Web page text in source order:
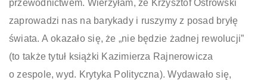
przewodnictwem. Wierzyłam, że Krzysztof Ostrowski
zaprowadzi nas na barykady i ruszymy z posad bryłę
świata. A okazało się, że „nie będzie żadnej rewolucji”
(to także tytuł książki Kazimierza Rajnerowicza
o zespole, wyd. Krytyka Polityczna). Wydawało się,